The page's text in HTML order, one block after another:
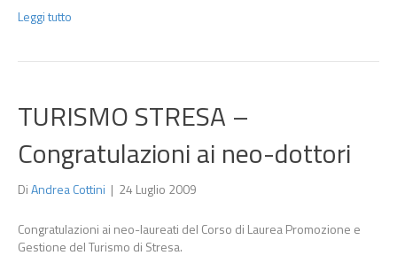
Leggi tutto
TURISMO STRESA –
Congratulazioni ai neo-dottori
DiAndrea Cottini | 24 Luglio 2009
Congratulazioni ai neo-laureati del Corso di Laurea Promozione e
Gestione del Turismo di Stresa.